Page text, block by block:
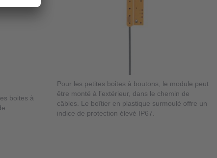
boites à
Pour les petites boites à boutons, le module peut
être monté à l’extérieur, dans le chemin de
câbles. Le boîtier en plastique surmoulé offre un
indice de protection élevé IP67.